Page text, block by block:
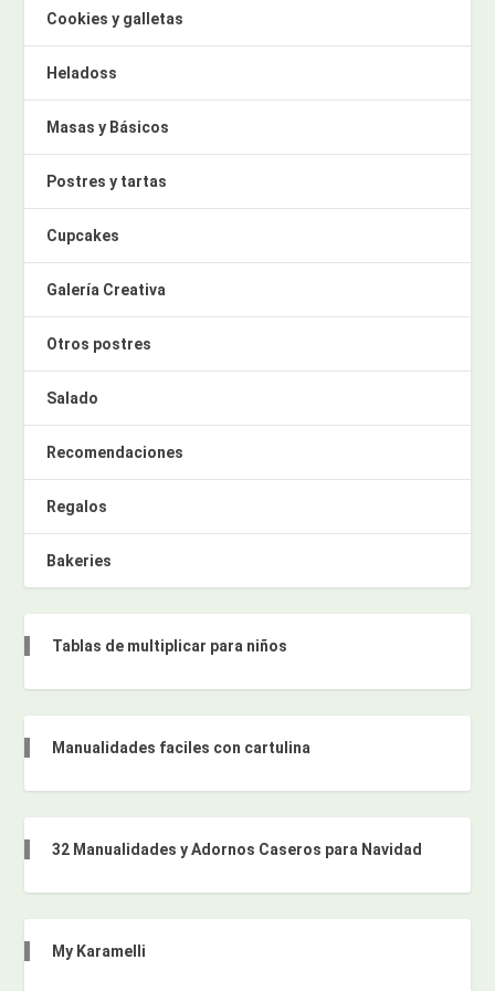
Cookies y galletas
Heladoss
Masas y Básicos
Postres y tartas
Cupcakes
Galería Creativa
Otros postres
Salado
Recomendaciones
Regalos
Bakeries
Tablas de multiplicar para niños
Manualidades faciles con cartulina
32 Manualidades y Adornos Caseros para Navidad
My Karamelli